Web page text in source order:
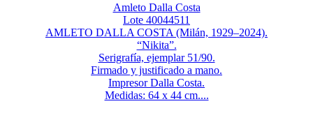
Amleto Dalla Costa
Lote 40044511
AMLETO DALLA COSTA (Milán, 1929–2024).
“Nikita”.
Serigrafía, ejemplar 51/90.
Firmado y justificado a mano.
Impresor Dalla Costa.
Medidas: 64 x 44 cm....